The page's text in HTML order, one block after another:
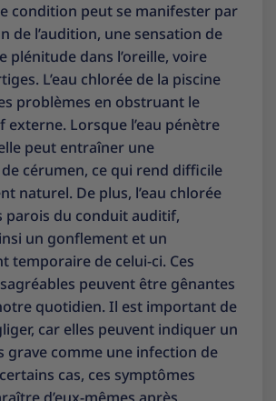
condition peut se manifester par
de l’audition, une sensation de
plénitude dans l’oreille, voire
L’eau chlorée de la piscine
problèmes en obstruant le
Lorsque l’eau pénètre
peut entraîner une
cérumen, ce qui rend difficile
naturel. De plus, l’eau chlorée
parois du conduit auditif,
un gonflement et un
temporaire de celui-ci. Ces
peuvent être gênantes
quotidien. Il est important de
car elles peuvent indiquer un
grave comme une infection de
cas, ces symptômes